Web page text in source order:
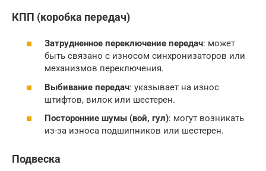
КПП (коробка передач)
Затрудненное переключение передач: может
быть связано с износом синхронизаторов или
механизмов переключения.
Выбивание передач: указывает на износ
штифтов, вилок или шестерен.
Посторонние шумы (вой, гул): могут возникать
из-за износа подшипников или шестерен.
Подвеска